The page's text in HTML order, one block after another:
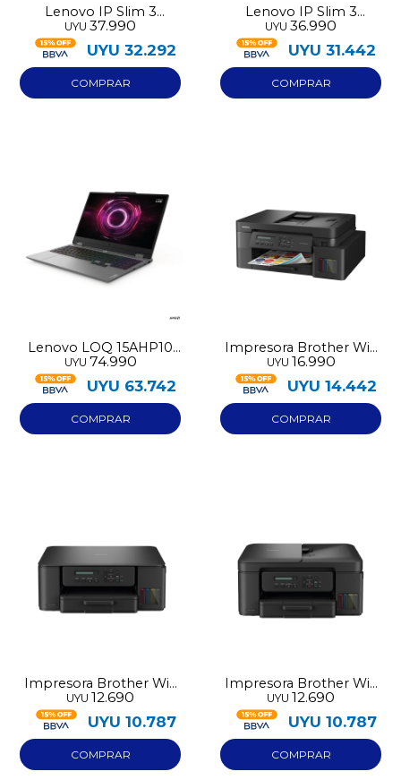
Lenovo IP Slim 3
15IRH10 512GB I5-
13420H 8GB RAM
UYU 37.990
UYU 32.292
Lenovo IP Slim 3
15IAMN8 512GB Ryzen 5
7520U 16GB RAM
UYU 36.990
UYU 31.442
Lenovo LOQ 15AHP10
512GB R5 220 RTX 5050
8GB - 16GB
UYU 74.990
UYU 63.742
Impresora Brother Wifi
multifuncion DCP-
T830DW
UYU 16.990
UYU 14.442
Impresora Brother Wifi
multifuncion DCP-
T530DW
UYU 12.690
UYU 10.787
Impresora Brother Wifi
multifuncion DCP-
T730DW
UYU 12.690
UYU 10.787